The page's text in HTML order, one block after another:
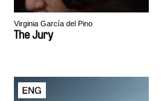
Virginia García del Pino
The Jury